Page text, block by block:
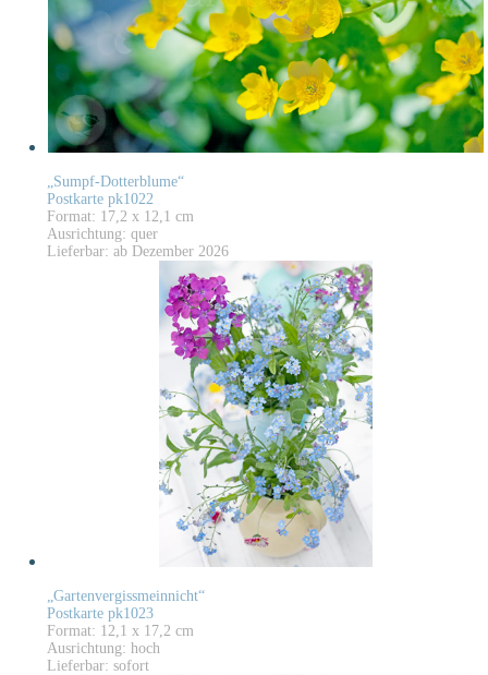
„Sumpf-Dotterblume“
Postkarte pk1022
Format: 17,2 x 12,1 cm
Ausrichtung: quer
Lieferbar: ab Dezember 2026
„Gartenvergissmeinnicht“
Postkarte pk1023
Format: 12,1 x 17,2 cm
Ausrichtung: hoch
Lieferbar: sofort